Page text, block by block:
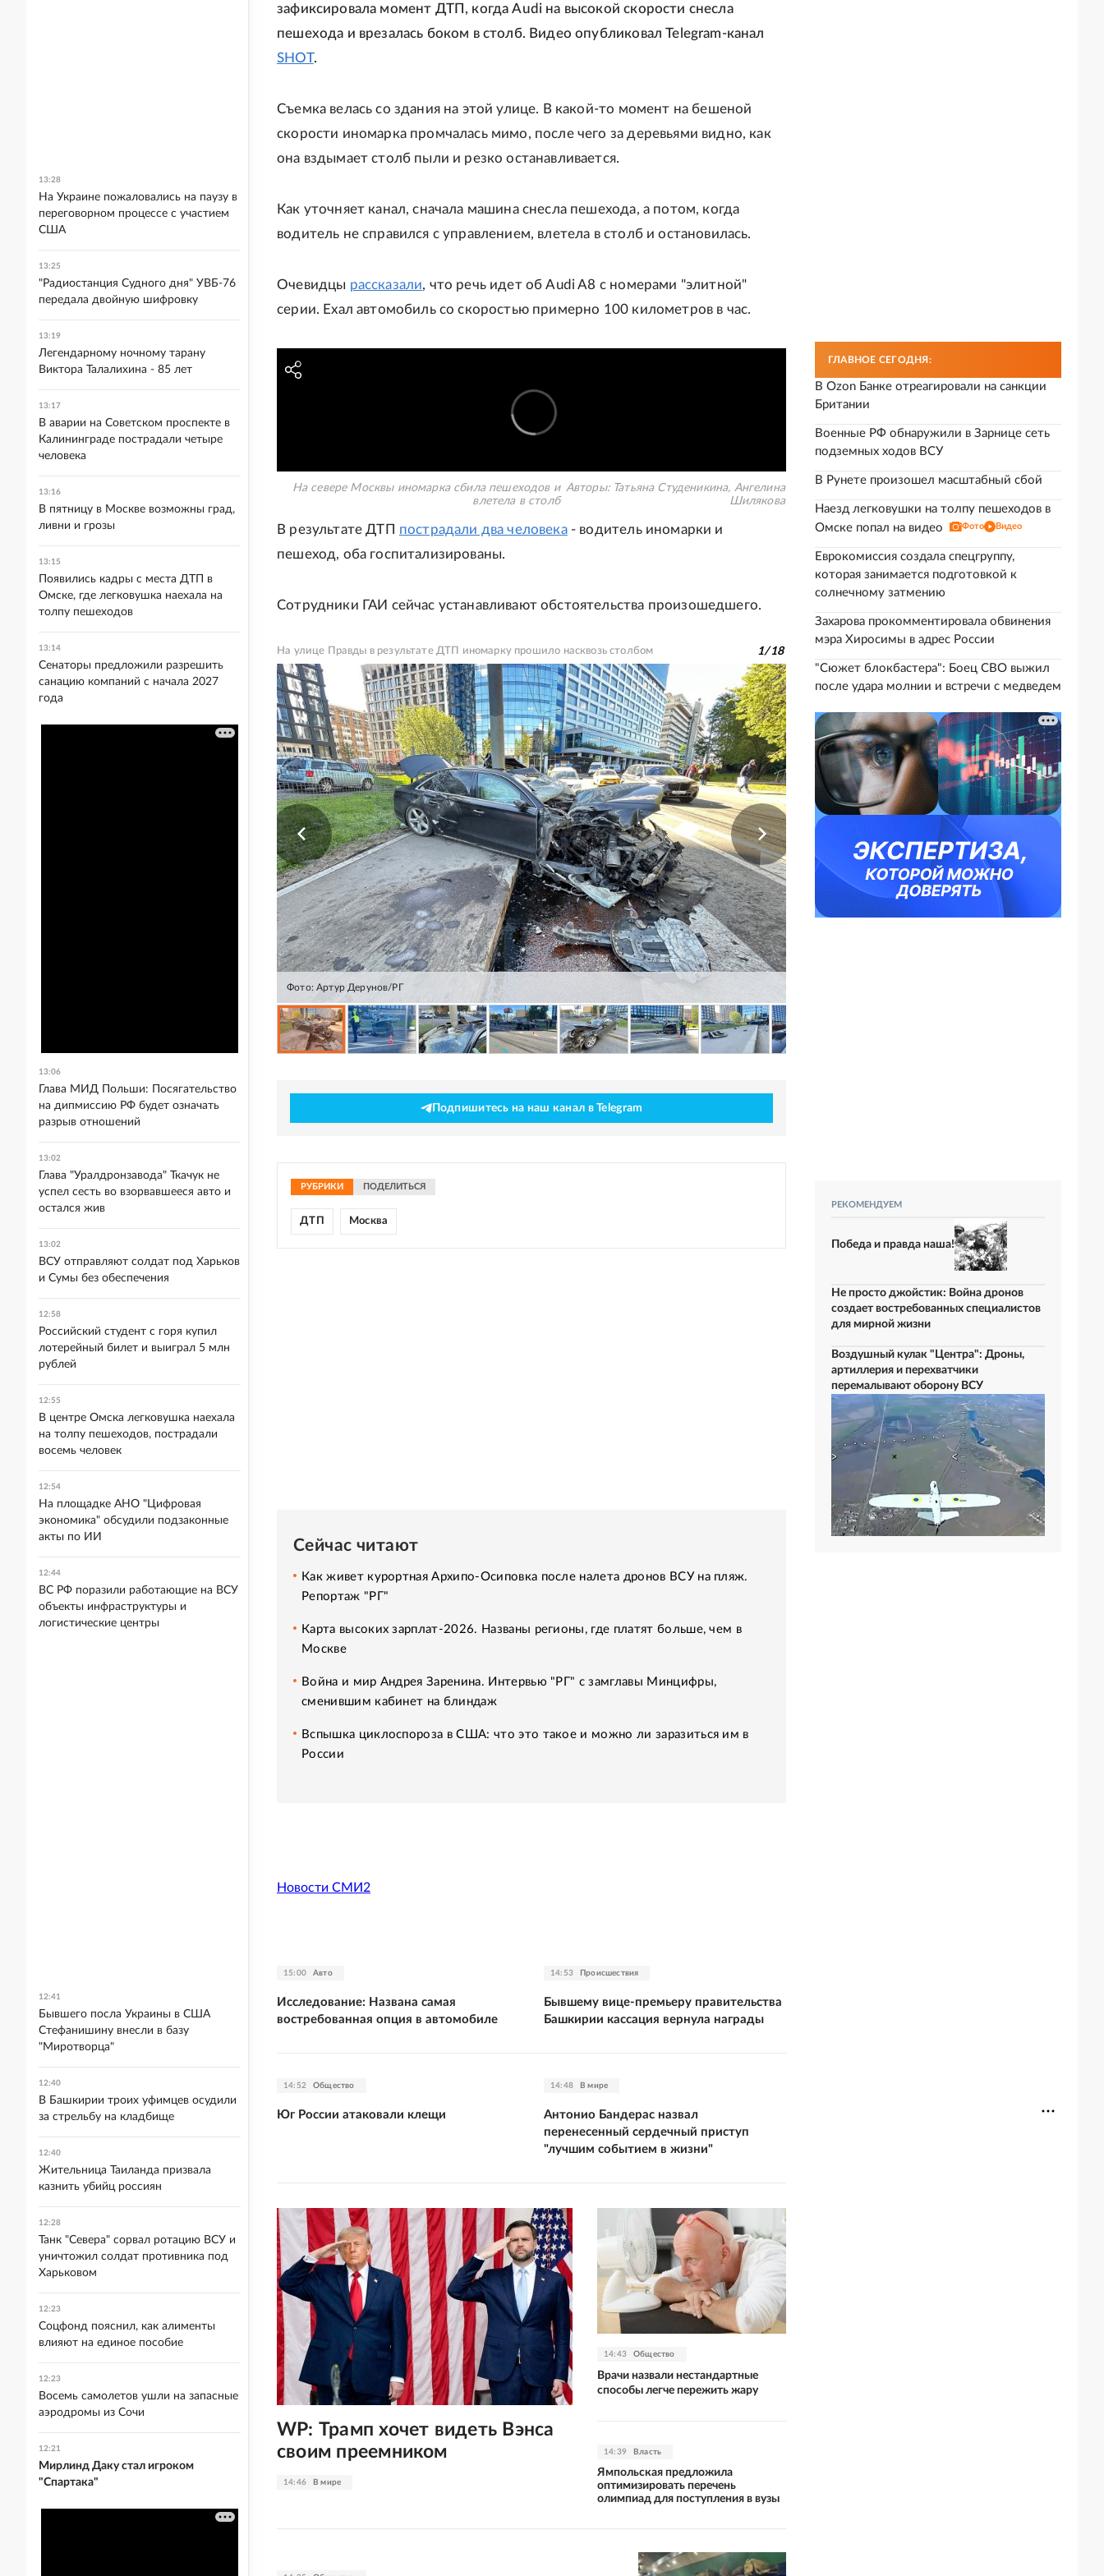
зафиксировала момент ДТП, когда Audi на высокой скорости снесла
пешехода и врезалась боком в столб. Видео опубликовал Telegram-канал
SHOT.
Съемка велась со здания на этой улице. В какой-то момент на бешеной
скорости иномарка промчалась мимо, после чего за деревьями видно, как
она вздымает столб пыли и резко останавливается.
Как уточняет канал, сначала машина снесла пешехода, а потом, когда
водитель не справился с управлением, влетела в столб и остановилась.
Очевидцы рассказали, что речь идет об Audi A8 с номерами "элитной"
серии. Ехал автомобиль со скоростью примерно 100 километров в час.
На севере Москвы иномарка сбила пешеходов и
влетела в столб
Авторы: Татьяна Студеникина, Ангелина
Шилякова
В результате ДТП пострадали два человека- водитель иномарки и
пешеход, оба госпитализированы.
Сотрудники ГАИ сейчас устанавливают обстоятельства произошедшего.
На улице Правды в результате ДТП иномарку прошило насквозь столбом 1/18
Фото: Артур Дерунов/РГ
Подпишитесь на наш канал в Telegram
РУБРИКИ ПОДЕЛИТЬСЯ
ДТП Москва
Сейчас читают
Как живет курортная Архипо-Осиповка после налета дронов ВСУ на пляж.
Репортаж "РГ"
Карта высоких зарплат-2026. Названы регионы, где платят больше, чем в
Москве
Война и мир Андрея Заренина. Интервью "РГ" с замглавы Минцифры,
сменившим кабинет на блиндаж
Вспышка циклоспороза в США: что это такое и можно ли заразиться им в
России
Новости СМИ2
15:00 Авто
Исследование: Названа самая
востребованная опция в автомобиле
14:53 Происшествия
Бывшему вице-премьеру правительства
Башкирии кассация вернула награды
14:52 Общество
Юг России атаковали клещи
14:48 В мире
Антонио Бандерас назвал
перенесенный сердечный приступ
"лучшим событием в жизни"
14:46 В мире
WP: Трамп хочет видеть Вэнса
своим преемником
14:43 Общество
Врачи назвали нестандартные
способы легче пережить жару
14:39 Власть
Ямпольская предложила
оптимизировать перечень
олимпиад для поступления в вузы
ГЛАВНОЕ СЕГОДНЯ:
В Ozon Банке отреагировали на санкции
Британии
Военные РФ обнаружили в Зарнице сеть
подземных ходов ВСУ
В Рунете произошел масштабный сбой
Наезд легковушки на толпу пешеходов в
Омске попал на видео
Фото Видео
Еврокомиссия создала спецгруппу,
которая занимается подготовкой к
солнечному затмению
Захарова прокомментировала обвинения
мэра Хиросимы в адрес России
"Сюжет блокбастера": Боец СВО выжил
после удара молнии и встречи с медведем
РЕКОМЕНДУЕМ
Победа и правда наша!
Не просто джойстик: Война дронов
создает востребованных специалистов
для мирной жизни
Воздушный кулак "Центра": Дроны,
артиллерия и перехватчики
перемалывают оборону ВСУ
13:28
На Украине пожаловались на паузу в
переговорном процессе с участием
США
13:25
"Радиостанция Судного дня" УВБ-76
передала двойную шифровку
13:19
Легендарному ночному тарану
Виктора Талалихина - 85 лет
13:17
В аварии на Советском проспекте в
Калининграде пострадали четыре
человека
13:16
В пятницу в Москве возможны град,
ливни и грозы
13:15
Появились кадры с места ДТП в
Омске, где легковушка наехала на
толпу пешеходов
13:14
Сенаторы предложили разрешить
санацию компаний с начала 2027
года
13:06
Глава МИД Польши: Посягательство
на дипмиссию РФ будет означать
разрыв отношений
13:02
Глава "Уралдронзавода" Ткачук не
успел сесть во взорвавшееся авто и
остался жив
13:02
ВСУ отправляют солдат под Харьков
и Сумы без обеспечения
12:58
Российский студент с горя купил
лотерейный билет и выиграл 5 млн
рублей
12:55
В центре Омска легковушка наехала
на толпу пешеходов, пострадали
восемь человек
12:54
На площадке АНО "Цифровая
экономика" обсудили подзаконные
акты по ИИ
12:44
ВС РФ поразили работающие на ВСУ
объекты инфраструктуры и
логистические центры
12:41
Бывшего посла Украины в США
Стефанишину внесли в базу
"Миротворца"
12:40
В Башкирии троих уфимцев осудили
за стрельбу на кладбище
12:40
Жительница Таиланда призвала
казнить убийц россиян
12:28
Танк "Севера" сорвал ротацию ВСУ и
уничтожил солдат противника под
Харьковом
12:23
Соцфонд пояснил, как алименты
влияют на единое пособие
12:23
Восемь самолетов ушли на запасные
аэродромы из Сочи
12:21
Мирлинд Даку стал игроком
"Спартака"